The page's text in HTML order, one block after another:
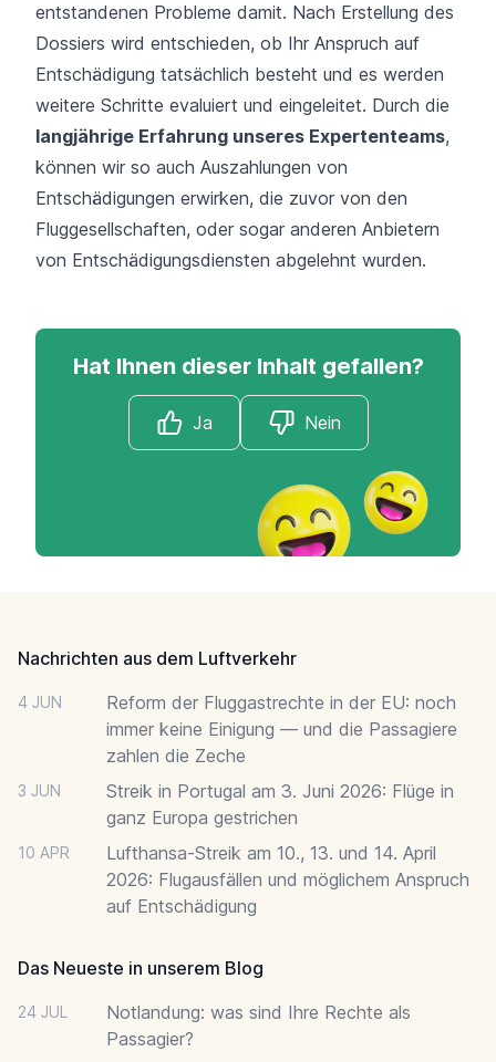
entstandenen Probleme damit. Nach Erstellung des
Dossiers wird entschieden, ob Ihr Anspruch auf
Entschädigung tatsächlich besteht und es werden
weitere Schritte evaluiert und eingeleitet. Durch die
langjährige Erfahrung unseres Expertenteams,
können wir so auch Auszahlungen von
Entschädigungen erwirken, die zuvor von den
Fluggesellschaften, oder sogar anderen Anbietern
von Entschädigungsdiensten abgelehnt wurden.
Hat Ihnen dieser Inhalt gefallen?
Ja Nein
Nachrichten aus dem Luftverkehr
4 JUN
Reform der Fluggastrechte in der EU: noch
immer keine Einigung — und die Passagiere
zahlen die Zeche
3 JUN
Streik in Portugal am 3. Juni 2026: Flüge in
ganz Europa gestrichen
10 APR
Lufthansa-Streik am 10., 13. und 14. April
2026: Flugausfällen und möglichem Anspruch
auf Entschädigung
Das Neueste in unserem Blog
24 JUL
Notlandung: was sind Ihre Rechte als
Passagier?